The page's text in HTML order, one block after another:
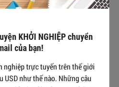
ngôn của sếp Hoàng Nam
bạn VƯỢT QUA NIỀM TIN
KHỞI NGHIỆP chuyển
của bạn!
nghiệp trực tuyến trên thế giới
USD như thế nào. Những câu